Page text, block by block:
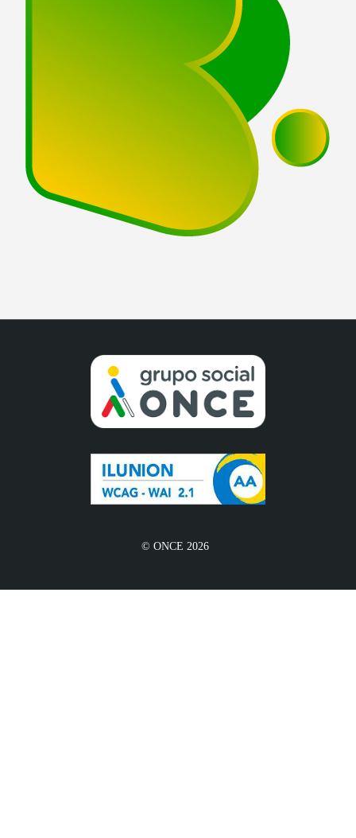
© ONCE 2026